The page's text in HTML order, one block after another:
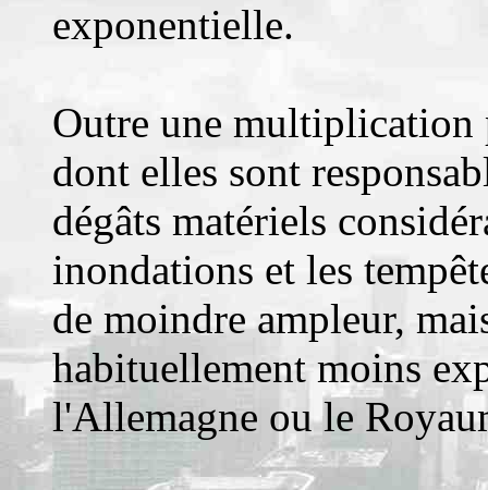
exponentielle.
Outre une multiplication
dont elles sont
dégâts matériels
inondations et les
de moindre ampleur,
habituellement moins
l'Allemagne ou le